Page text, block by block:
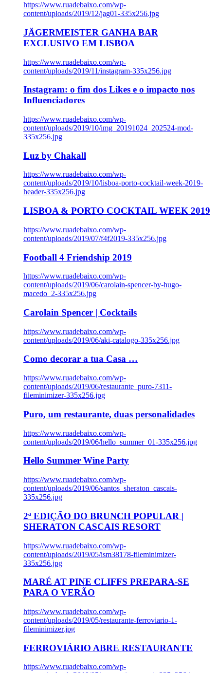
https://www.ruadebaixo.com/wp-
content/uploads/2019/12/jag01-335x256.jpg
JÄGERMEISTER GANHA BAR
EXCLUSIVO EM LISBOA
https://www.ruadebaixo.com/wp-
content/uploads/2019/11/instagram-335x256.jpg
Instagram: o fim dos Likes e o impacto nos
Influenciadores
https://www.ruadebaixo.com/wp-
content/uploads/2019/10/img_20191024_202524-mod-
335x256.jpg
Luz by Chakall
https://www.ruadebaixo.com/wp-
content/uploads/2019/10/lisboa-porto-cocktail-week-2019-
header-335x256.jpg
LISBOA & PORTO COCKTAIL WEEK 2019
https://www.ruadebaixo.com/wp-
content/uploads/2019/07/f4f2019-335x256.jpg
Football 4 Friendship 2019
https://www.ruadebaixo.com/wp-
content/uploads/2019/06/carolain-spencer-by-hugo-
macedo_2-335x256.jpg
Carolain Spencer | Cocktails
https://www.ruadebaixo.com/wp-
content/uploads/2019/06/aki-catalogo-335x256.jpg
Como decorar a tua Casa …
https://www.ruadebaixo.com/wp-
content/uploads/2019/06/restaurante_puro-7311-
fileminimizer-335x256.jpg
Puro, um restaurante, duas personalidades
https://www.ruadebaixo.com/wp-
content/uploads/2019/06/hello_summer_01-335x256.jpg
Hello Summer Wine Party
https://www.ruadebaixo.com/wp-
content/uploads/2019/06/santos_sheraton_cascais-
335x256.jpg
2ª EDIÇÃO DO BRUNCH POPULAR |
SHERATON CASCAIS RESORT
https://www.ruadebaixo.com/wp-
content/uploads/2019/05/ism38178-fileminimizer-
335x256.jpg
MARÉ AT PINE CLIFFS PREPARA-SE
PARA O VERÃO
https://www.ruadebaixo.com/wp-
content/uploads/2019/05/restaurante-ferroviario-1-
fileminimizer.jpg
FERROVIÁRIO ABRE RESTAURANTE
https://www.ruadebaixo.com/wp-